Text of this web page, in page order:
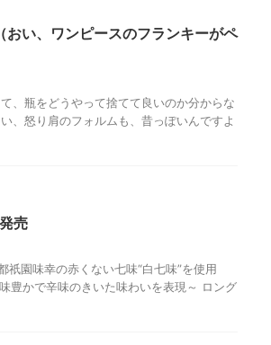
い、ワンピースのフランキーがペ
、瓶をどうやって捨てて良いのか分からな
、怒り肩のフォルムも、昔っぽいんですよ
売
園味幸の赤くない七味“白七味”を使用
豊かで辛味のきいた味わいを表現～ ロング